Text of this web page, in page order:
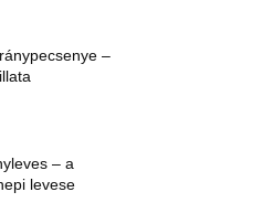
–
– a
levese